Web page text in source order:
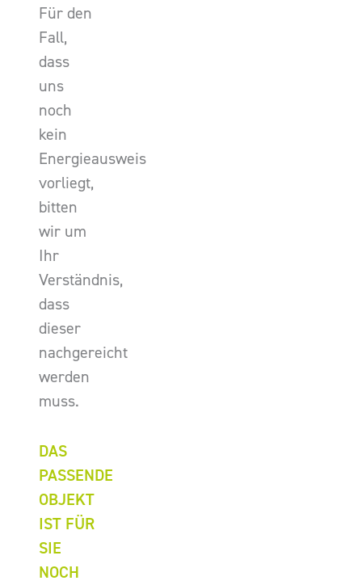
Für den
Fall,
dass
uns
noch
kein
Energieausweis
vorliegt,
bitten
wir um
Ihr
Verständnis,
dass
dieser
nachgereicht
werden
muss.
DAS
PASSENDE
OBJEKT
IST FÜR
SIE
NOCH